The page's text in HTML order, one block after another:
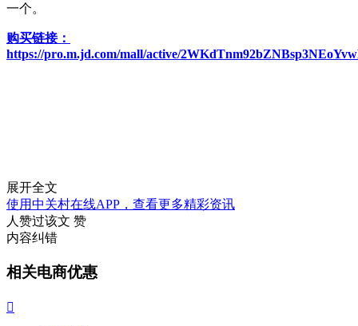
一个。
购买链接：
https://pro.m.jd.com/mall/active/
展开全文
使用中关村在线APP，查看更多精彩资讯
人赞过该文 赞
内容纠错
相关电商优惠
